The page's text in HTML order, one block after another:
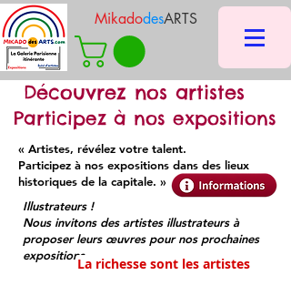
MikadodesARTS
Découvrez nos artistes
Participez à nos expositions
« Artistes, révélez votre talent.
Participez à nos expositions dans des lieux
historiques de la capitale. »
Illustrateurs !
Nous invitons des artistes illustrateurs à
proposer leurs œuvres pour nos prochaines
expositionsLa richesse sont les artistes